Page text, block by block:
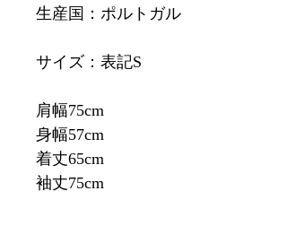
生産国：ポルトガル
サイズ：表記S
肩幅75cm
身幅57cm
着丈65cm
袖丈75cm